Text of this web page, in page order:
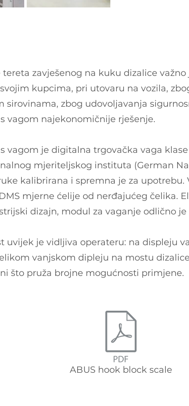
tereta zavješenog na kuku dizalice
kupcima, pri utovaru na vozila,
sirovinama, zbog udovoljavanja
vagom najekonomičnije rješenje.
vagom je digitalna trgovačka vaga
mjeriteljskog instituta (German
kalibrirana i spremna je za upotrebu.
mjerne ćelije od nerđajućeg čelika.
dizajn, modul za vaganje odlično
uvijek je vidljiva operateru: na displeju
vanjskom dipleju na mostu
što pruža brojne mogućnosti primjene.
ABUS hook block scale